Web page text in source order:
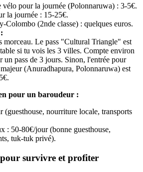
vélo pour la journée (Polonnaruwa) : 3-5€.
la journée : 15-25€.
Colombo (2nde classe) : quelques euros.
morceau. Le pass "Cultural Triangle" est
si tu vois les 3 villes. Compte environ
un pass de 3 jours. Sinon, l'entrée pour
(Anuradhapura, Polonnaruwa) est
pour un baroudeur :
(guesthouse, nourriture locale, transports
: 50-80€/jour (bonne guesthouse,
tuk-tuk privé).
pour survivre et profiter